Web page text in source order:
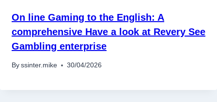
On line Gaming to the English: A
comprehensive Have a look at Revery See
Gambling enterprise
By ssinter.mike 30/04/2026